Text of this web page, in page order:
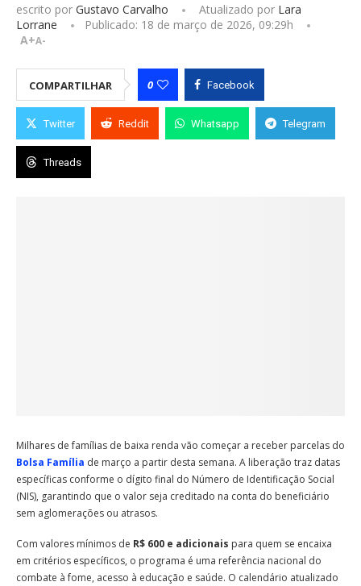
escrito por Gustavo Carvalho Atualizado por Lara
Lorrane
Publicado: 18 de março de 2026, 09:29h
A+A-
COMPARTILHAR 0 Facebook
Twitter Reddit Whatsapp Telegram
Threads
Milhares de famílias de baixa renda vão começar a receber parcelas do
Bolsa Família de março a partir desta semana. A liberação traz datas
específicas conforme o dígito final do Número de Identificação Social
(NIS), garantindo que o valor seja creditado na conta do beneficiário
sem aglomerações ou atrasos.
Com valores mínimos de R$ 600 e adicionais para quem se encaixa
em critérios específicos, o programa é uma referência nacional do
combate à fome, acesso à educação e saúde. O calendário atualizado